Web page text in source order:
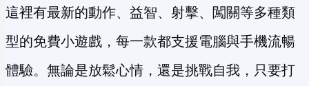
這裡有最新的動作、益智、射擊、闖關等多種類
型的免費小遊戲，每一款都支援電腦與手機流暢
體驗。無論是放鬆心情，還是挑戰自我，只要打